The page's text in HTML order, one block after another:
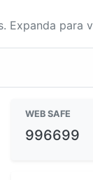
Expanda para
WEB SAFE
996699